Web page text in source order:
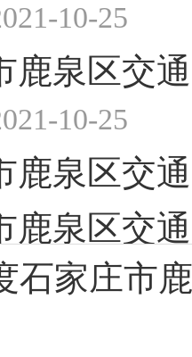
10-25
鹿泉区交
10-25
鹿泉区交
鹿泉区交
07-05
石家庄市